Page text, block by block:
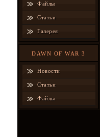
Файлы
Статьи
Галерея
DAWN OF WAR 3
Новости
Статьи
Файлы